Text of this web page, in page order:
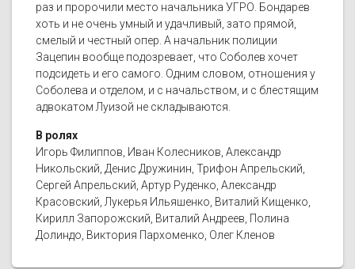
раз и пророчили место начальника УГРО. Бондарев
хоть и не очень умный и удачливый, зато прямой,
смелый и честный опер. А начальник полиции
Зацепин вообще подозревает, что Соболев хочет
подсидеть и его самого. Одним словом, отношения у
Соболева и отделом, и с начальством, и с блестящим
адвокатом Луизой не складываются.
В ролях
Игорь Филиппов, Иван Колесников, Александр
Никольский, Денис Дружинин, Трифон Апрельский,
Сергей Апрельский, Артур Руденко, Александр
Красовский, Лукерья Ильяшенко, Виталий Кищенко,
Кирилл Запорожский, Виталий Андреев, Полина
Долиндо, Виктория Пархоменко, Олег Кленов